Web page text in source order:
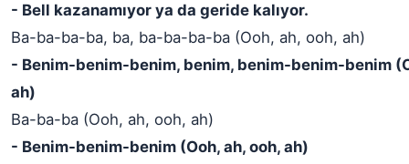
- Bell kazanamıyor ya da geride kalıyor.
Ba-ba-ba-ba, ba, ba-ba-ba-ba (Ooh, ah, ooh, ah)
- Benim-benim-benim, benim, benim-benim-benim
ah)
Ba-ba-ba (Ooh, ah, ooh, ah)
- Benim-benim-benim (Ooh, ah, ooh, ah)